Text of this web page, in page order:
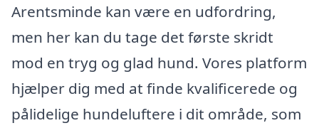
Arentsminde kan være en udfordring,
men her kan du tage det første skridt
mod en tryg og glad hund. Vores platform
hjælper dig med at finde kvalificerede og
pålidelige hundeluftere i dit område, som